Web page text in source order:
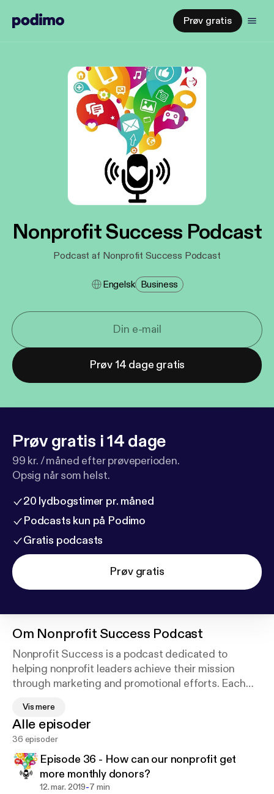
Prøv gratis
Nonprofit Success Podcast
Podcast af Nonprofit Success Podcast
Engelsk Business
Prøv 14 dage gratis
Prøv gratis i 14 dage
99 kr. / måned efter prøveperioden.
Opsig når som helst.
20 lydbogstimer pr. måned
Podcasts kun på Podimo
Gratis podcasts
Prøv gratis
Om Nonprofit Success Podcast
Nonprofit Success is a podcast dedicated to
helping nonprofit leaders achieve their mission
through marketing and promotional efforts. Each
questions so you can raise more awareness and
impact more lives, discussing topics like: purpose,
social media, content marketing, marketing
strategy, partnerships, marketing technology,
fundraising, communications, and more.
Vis mere
Alle episoder
36 episoder
Episode 36 - How can our nonprofit get
more monthly donors?
12. mar. 2019-7 min